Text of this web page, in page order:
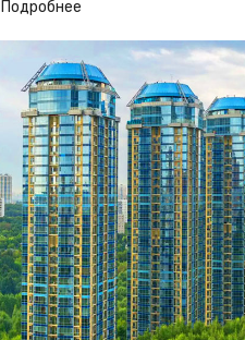
Подробнее